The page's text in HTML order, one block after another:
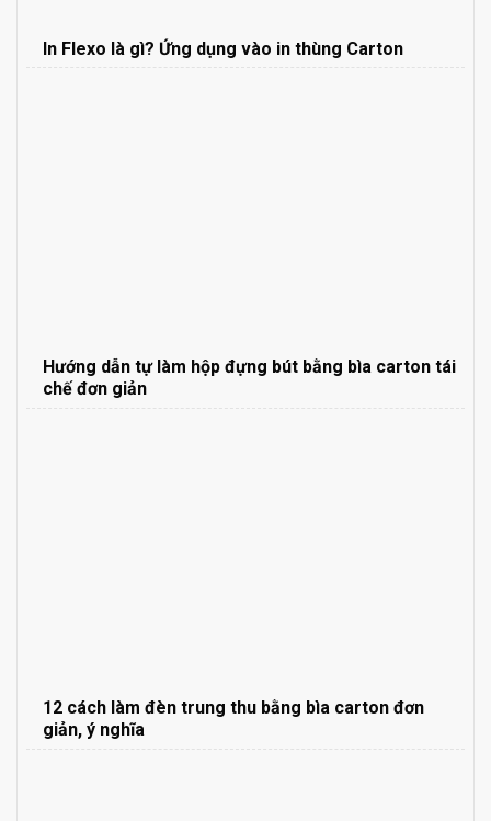
In Flexo là gì? Ứng dụng vào in thùng Carton
Hướng dẫn tự làm hộp đựng bút bằng bìa carton tái
chế đơn giản
12 cách làm đèn trung thu bằng bìa carton đơn
giản, ý nghĩa